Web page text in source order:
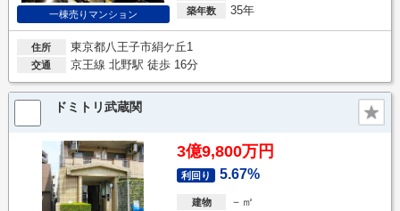
一棟売りマンション 築年数 35年
住所 東京都八王子市絹ケ丘1
交通 京王線 北野駅 徒歩 16分
ドミトリ武蔵関
3億9,800万円
利回り 5.67%
建物 －㎡